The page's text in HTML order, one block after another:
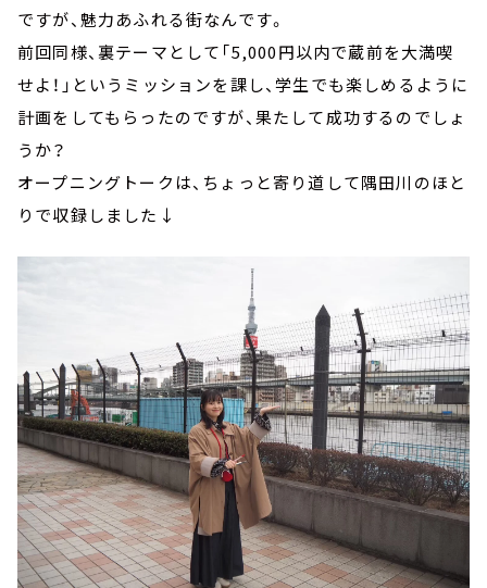
ですが、魅力あふれる街なんです。
前回同様、裏テーマとして「5,000円以内で蔵前を大満喫
せよ！」というミッションを課し、学生でも楽しめるように
計画をしてもらったのですが、果たして成功するのでしょ
うか？
オープニングトークは、ちょっと寄り道して隅田川のほと
りで収録しました↓